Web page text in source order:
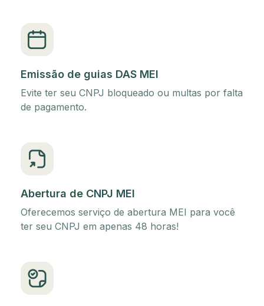
Emissão de guias DAS MEI
Evite ter seu CNPJ bloqueado ou multas por falta
de pagamento.
Abertura de CNPJ MEI
Oferecemos serviço de abertura MEI para você
ter seu CNPJ em apenas 48 horas!